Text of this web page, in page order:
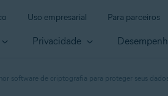
Uso empresarial Para parceiros
Privacidade
software de criptografia para proteger seus